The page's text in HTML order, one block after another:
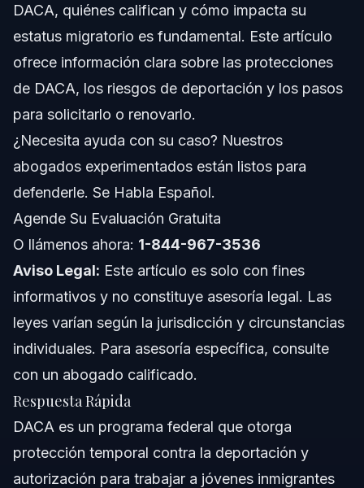
Guía Paso a Paso para Solicitar DACA
La Importancia de la Asistencia Legal
Documentos Requeridos y Lista de Control
Cronograma de DACA: Qué Esperar
Costos y Tarifas para Solicitudes de DACA
Errores Comunes a Evitar en Casos de DACA
DACA en Carolina del Norte y Florida
Notas sobre Carolina del Norte
Conceptos a Nivel Nacional
Cuándo Contactar a un Abogado de Inmigración
Acerca de Vasquez Law Firm
DACA, quiénes califican y cómo impacta su
estatus migratorio es fundamental. Este artículo
ofrece información clara sobre las protecciones
de DACA, los riesgos de deportación y los pasos
para solicitarlo o renovarlo.
¿Necesita ayuda con su caso? Nuestros
abogados experimentados están listos para
defenderle. Se Habla Español.
Agende Su Evaluación Gratuita
O llámenos ahora: 1-844-967-3536
Aviso Legal: Este artículo es solo con fines
informativos y no constituye asesoría legal. Las
leyes varían según la jurisdicción y circunstancias
individuales. Para asesoría específica, consulte
con un abogado calificado.
Respuesta Rápida
DACA es un programa federal que otorga
protección temporal contra la deportación y
autorización para trabajar a jóvenes inmigrantes